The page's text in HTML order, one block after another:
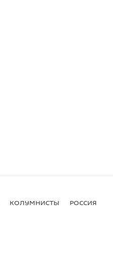
КОЛУМНИСТЫ РОССИЯ